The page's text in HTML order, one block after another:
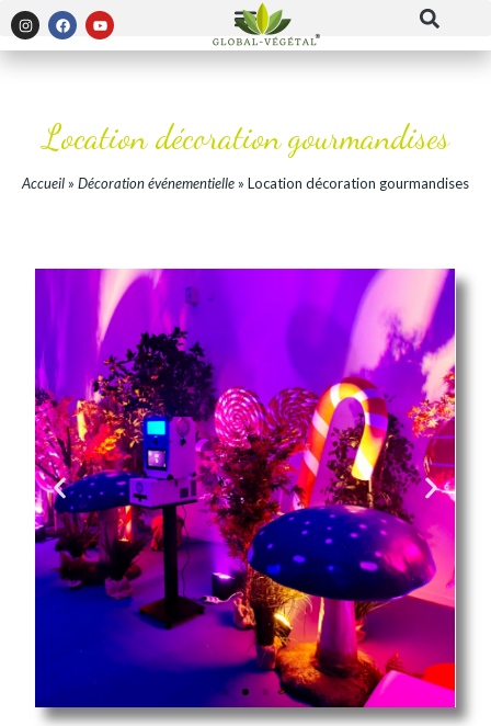
Panneau de gestion des cookies
Location décoration gourmandises
Accueil » Décoration événementielle » Location décoration gourmandises